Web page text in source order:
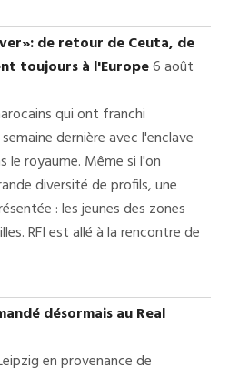
de retour de Ceuta, de
toujours à l'Europe6 août
qui ont franchi
dernière avec l'enclave
le royaume. Même si l'on
diversité de profils, une
: les jeunes des zones
RFI est allé à la rencontre de
désormais au Real
en provenance de